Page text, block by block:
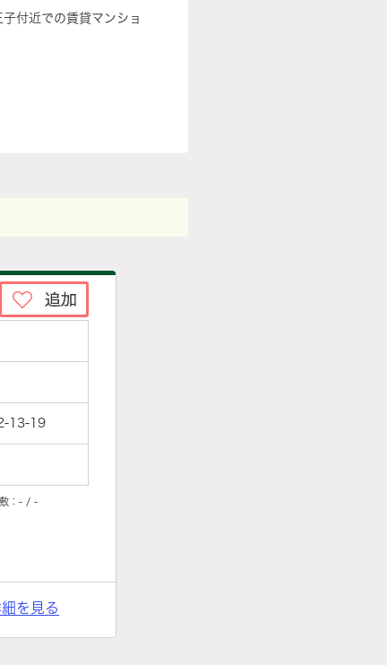
付近での賃貸マンショ
13-19
： - / -
を見る